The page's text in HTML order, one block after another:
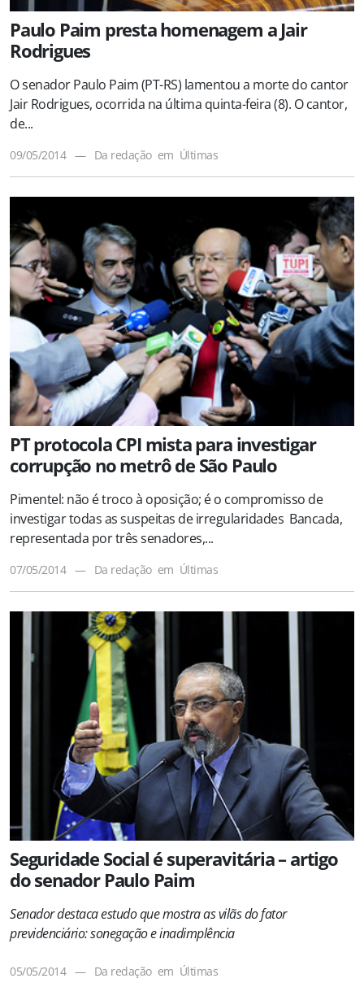
Paulo Paim presta homenagem a Jair
Rodrigues
O senador Paulo Paim (PT-RS) lamentou a morte do cantor
Jair Rodrigues, ocorrida na última quinta-feira (8). O cantor,
de...
09/05/2014 — Da redação em Últimas
PT protocola CPI mista para investigar
corrupção no metrô de São Paulo
Pimentel: não é troco à oposição; é o compromisso de
investigar todas as suspeitas de irregularidades Bancada,
representada por três senadores,...
07/05/2014 — Da redação em Últimas
Seguridade Social é superavitária – artigo
do senador Paulo Paim
Senador destaca estudo que mostra as vilãs do fator
previdenciário: sonegação e inadimplência
05/05/2014 — Da redação em Últimas